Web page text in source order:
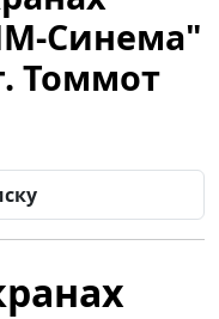
Синема"
Томмот